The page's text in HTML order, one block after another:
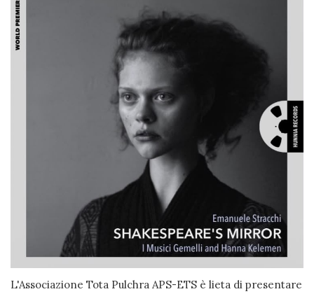
L'Associazione Tota Pulchra APS-ETS è lieta di presentare